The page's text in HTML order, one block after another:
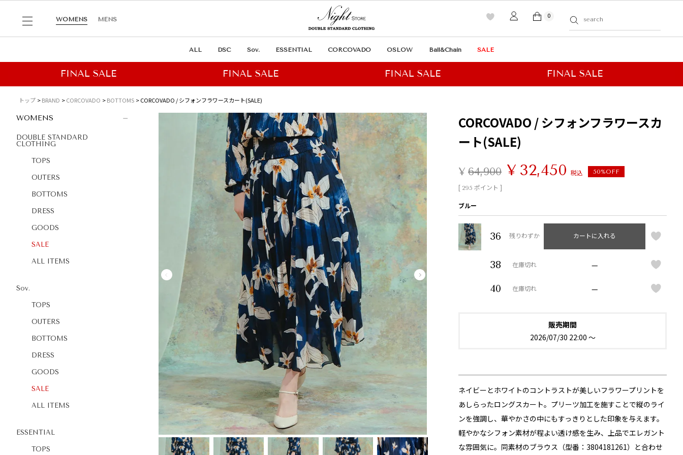
WOMENS MENS
0
ALL DSC Sov. ESSENTIAL CORCOVADO OSLOW Ball&Chain SALE
トップ BRAND CORCOVADO BOTTOMS CORCOVADO / シフォンフラワースカート(SALE)
WOMENS
DOUBLE STANDARD
CLOTHING
TOPS
OUTERS
BOTTOMS
DRESS
GOODS
SALE
ALL ITEMS
Sov.
TOPS
OUTERS
BOTTOMS
DRESS
GOODS
SALE
ALL ITEMS
ESSENTIAL
TOPS
CORCOVADO / シフォンフラワースカ
ート(SALE)
¥ 64,900 ¥ 32,450 税込 50%OFF
[ 295 ポイント ]
ブルー
36 残りわずか カートに入れる
38 在庫切れ —
40 在庫切れ —
販売期間
2026/07/30 22:00 〜
ネイビーとホワイトのコントラストが美しいフラワープリントを
あしらったロングスカート。プリーツ加工を施すことで縦のライ
ンを強調し、華やかさの中にもすっきりとした印象を与えます。
軽やかなシフォン素材が程よい透け感を生み、上品でエレガント
な雰囲気に。同素材のブラウス（型番：3804181261）と合わせ